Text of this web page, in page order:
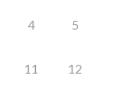
4 5
11 12